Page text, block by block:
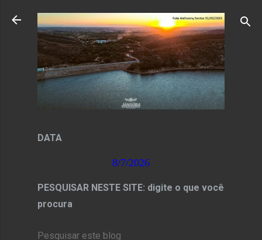
Pular para o conteúdo principal
DATA
8/7/2026
PESQUISAR NESTE SITE: digite o que você
procura